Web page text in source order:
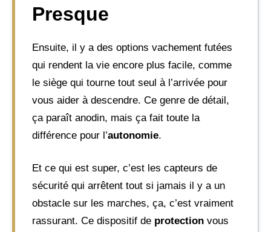
Presque
Ensuite, il y a des options vachement futées
qui rendent la vie encore plus facile, comme
le siège qui tourne tout seul à l’arrivée pour
vous aider à descendre. Ce genre de détail,
ça paraît anodin, mais ça fait toute la
différence pour l’autonomie.
Et ce qui est super, c’est les capteurs de
sécurité qui arrêtent tout si jamais il y a un
obstacle sur les marches, ça, c’est vraiment
rassurant. Ce dispositif de protection vous